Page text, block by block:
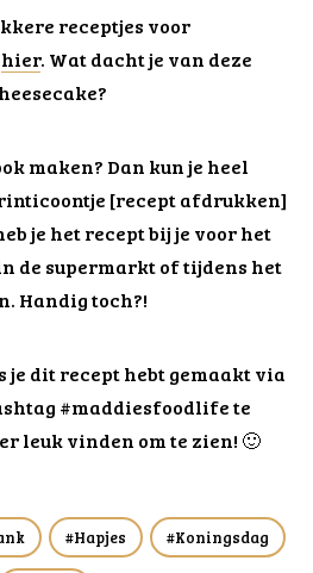
receptjes voor
hier. Wat dacht je van deze
maken? Dan kun je heel
[recept afdrukken]
je het recept bij je voor het
de supermarkt of tijdens het
Handig toch?!
je dit recept hebt gemaakt via
#maddiesfoodlife te
leuk vinden om te zien! 🙂
Hapjes Koningsdag